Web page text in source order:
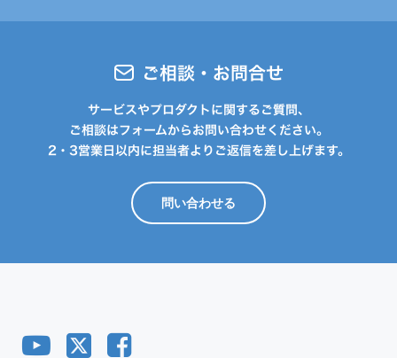
ご相談・お問合せ
サービスやプロダクトに関するご質問、
ご相談はフォームからお問い合わせください。
2・3営業日以内に担当者よりご返信を差し上げます。
問い合わせる